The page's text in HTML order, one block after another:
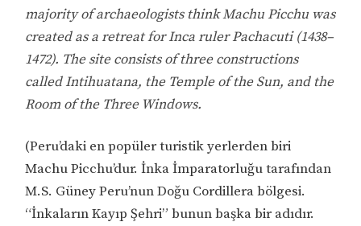
majority of archaeologists think Machu Picchu was
created as a retreat for Inca ruler Pachacuti (1438–
1472). The site consists of three constructions
called Intihuatana, the Temple of the Sun, and the
Room of the Three Windows.
(Peru’daki en popüler turistik yerlerden biri
Machu Picchu’dur. İnka İmparatorluğu tarafından
M.S. Güney Peru’nun Doğu Cordillera bölgesi.
“İnkaların Kayıp Şehri” bunun başka bir adıdır.